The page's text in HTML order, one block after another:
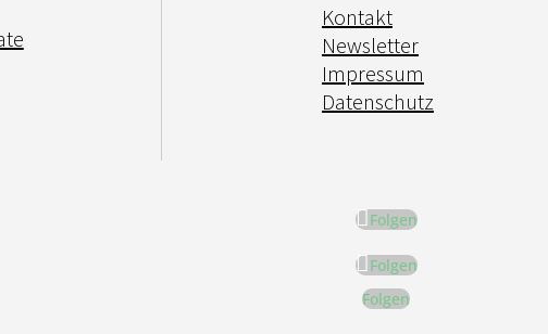
Kontakt
Newsletter
Impressum
Datenschutz
Folgen
Folgen
Folgen